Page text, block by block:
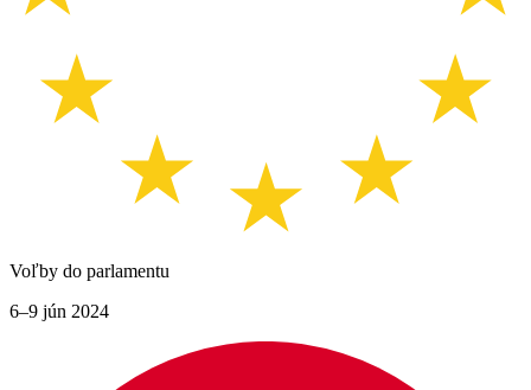
Voľby do parlamentu
6–9 jún 2024